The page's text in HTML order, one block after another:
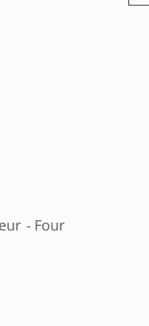
Four